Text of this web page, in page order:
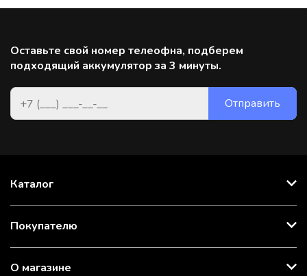
Оставьте свой номер телеофна, подберем
подходящий аккумулятор за 3 минуты.
Каталог
Покупателю
О магазине